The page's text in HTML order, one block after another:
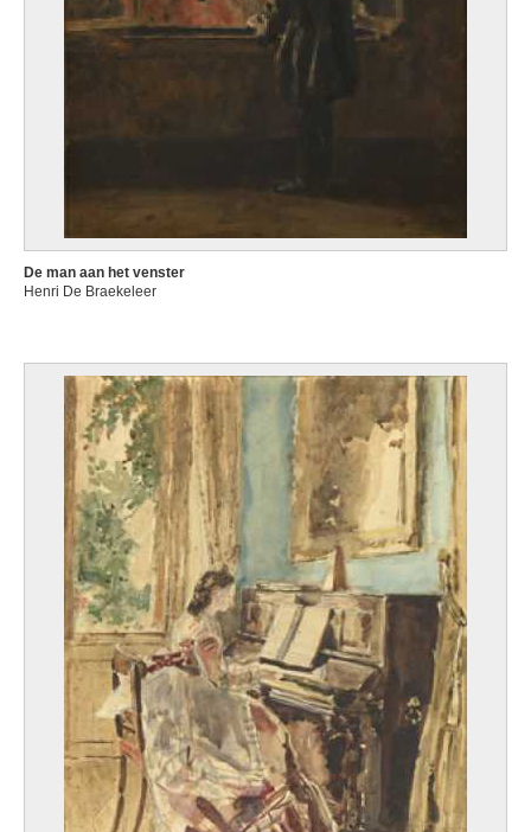
De man aan het venster
Henri De Braekeleer